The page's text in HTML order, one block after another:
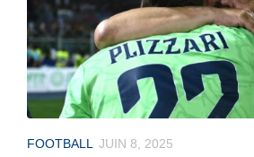
FOOTBALL JUIN 8, 2025